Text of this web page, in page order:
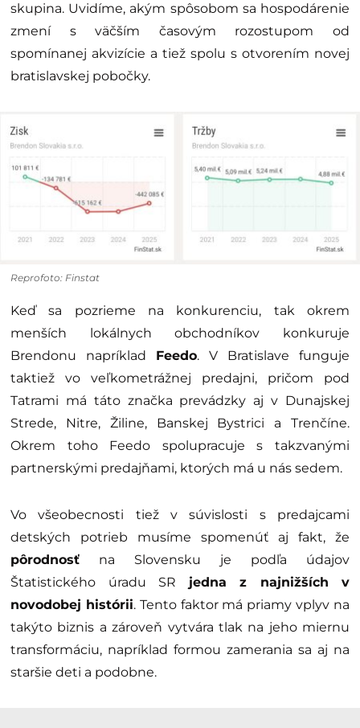
skupina. Uvidíme, akým spôsobom sa hospodárenie
zmení s väčším časovým rozostupom od
spomínanej akvizície a tiež spolu s otvorením novej
bratislavskej pobočky.
Reprofoto: Finstat
Keď sa pozrieme na konkurenciu, tak okrem
menších lokálnych obchodníkov konkuruje
Brendonu napríklad Feedo. V Bratislave funguje
taktiež vo veľkometrážnej predajni, pričom pod
Tatrami má táto značka prevádzky aj v Dunajskej
Strede, Nitre, Žiline, Banskej Bystrici a Trenčíne.
Okrem toho Feedo spolupracuje s takzvanými
partnerskými predajňami, ktorých má u nás sedem.
Vo všeobecnosti tiež v súvislosti s predajcami
detských potrieb musíme spomenúť aj fakt, že
pôrodnosť na Slovensku je podľa údajov
Štatistického úradu SR jedna z najnižších v
novodobej histórii. Tento faktor má priamy vplyv na
takýto biznis a zároveň vytvára tlak na jeho miernu
transformáciu, napríklad formou zamerania sa aj na
staršie deti a podobne.